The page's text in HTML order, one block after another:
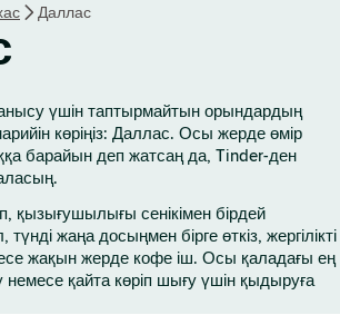
r
e
Даллас
үшін таптырмайтын орындардың
көріңіз: Даллас. Осы жерде өмір
барайын деп жатсаң да, Tinder-ден
қызығушылығы сенікімен бірдей
жаңа досыңмен бірге өткіз, жергілікті
жақын жерде кофе іш. Осы қаладағы ең
қайта көріп шығу үшін қыдыруға